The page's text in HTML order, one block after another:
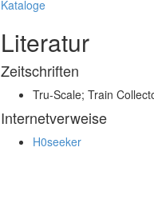
Kataloge
Literatur
Zeitschriften
Tru-Scale; Train
Internetverweise
H0seeker